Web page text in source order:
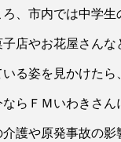
ろ、市内では中学
店やお花屋さん
いる姿を見かけた
らＦＭいわきさ
介護や原発事故の